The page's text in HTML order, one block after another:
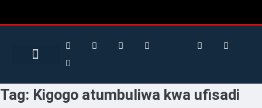
Tag: Kigogo atumbuliwa kwa ufisadi